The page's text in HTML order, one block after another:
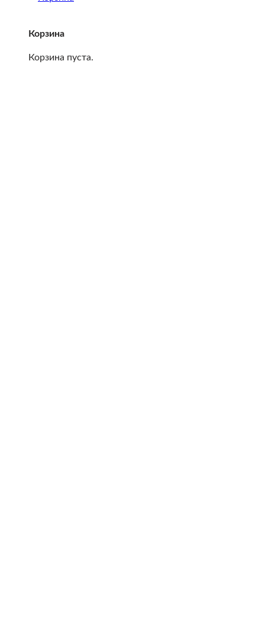
Корзина
Корзина пуста.